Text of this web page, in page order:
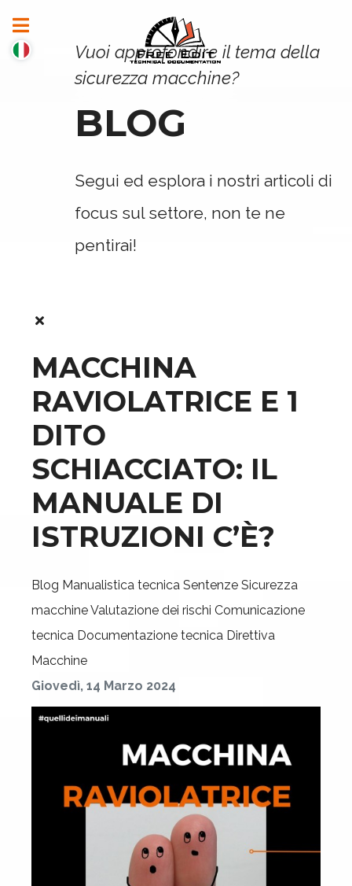
Vuoi approfondire il tema della
sicurezza macchine?
BLOG
Segui ed esplora i nostri articoli di
focus sul settore, non te ne
pentirai!
MACCHINA
RAVIOLATRICE E 1
DITO
SCHIACCIATO: IL
MANUALE DI
ISTRUZIONI C’È?
Blog Manualistica tecnica Sentenze Sicurezza
macchineValutazione dei rischi Comunicazione
tecnica Documentazione tecnica Direttiva
Macchine
Giovedì, 14 Marzo 2024